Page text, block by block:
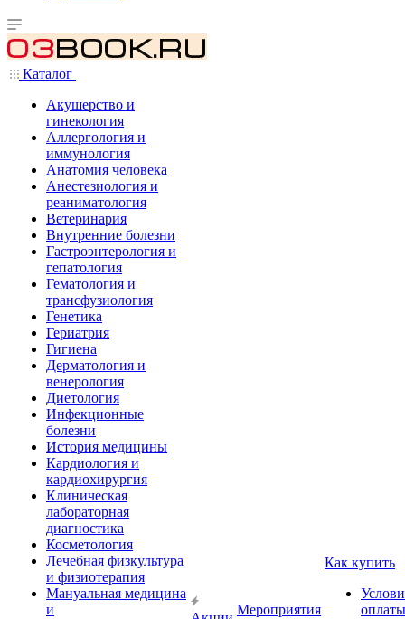
Каталог
Акушерство и
гинекология
Аллергология и
иммунология
Анатомия человека
Анестезиология и
реаниматология
Ветеринария
Внутренние болезни
Гастроэнтерология и
гепатология
Гематология и
трансфузиология
Генетика
Гериатрия
Гигиена
Дерматология и
венерология
Диетология
Инфекционные
болезни
История медицины
Кардиология и
кардиохирургия
Клиническая
лабораторная
диагностика
Косметология
Лечебная физкультура
и физиотерапия
Мануальная медицина
и
Мероприятия
Как купить
оплаты